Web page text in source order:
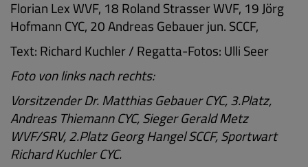
Florian Lex WVF, 18 Roland Strasser WVF, 19 Jörg
Hofmann CYC, 20 Andreas Gebauer jun. SCCF,
Text: Richard Kuchler / Regatta-Fotos: Ulli Seer
Foto von links nach rechts:
Vorsitzender Dr. Matthias Gebauer CYC, 3.Platz,
Andreas Thiemann CYC, Sieger Gerald Metz
WVF/SRV, 2.Platz Georg Hangel SCCF, Sportwart
Richard Kuchler CYC.